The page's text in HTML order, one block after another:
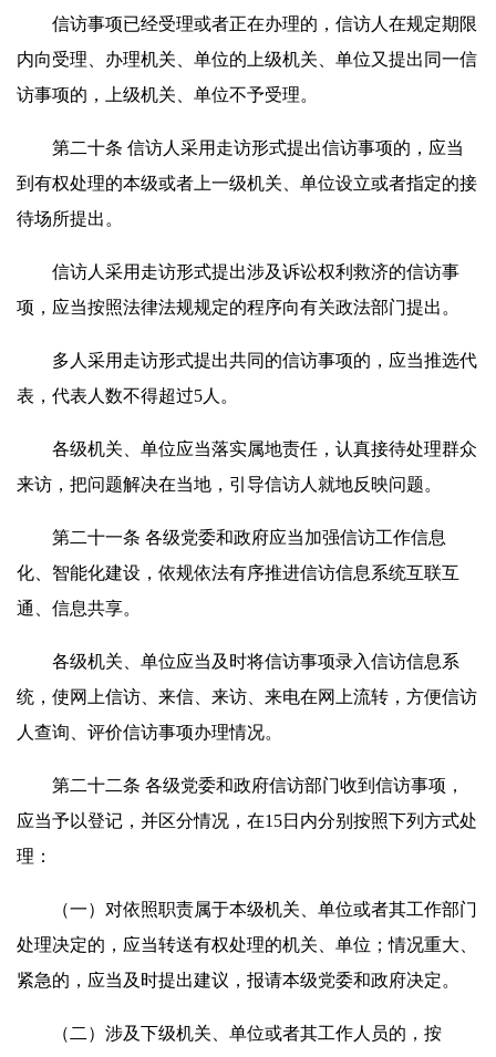
信访事项已经受理或者正在办理的，信访人在规定期限
内向受理、办理机关、单位的上级机关、单位又提出同一信
访事项的，上级机关、单位不予受理。
第二十条 信访人采用走访形式提出信访事项的，应当
到有权处理的本级或者上一级机关、单位设立或者指定的接
待场所提出。
信访人采用走访形式提出涉及诉讼权利救济的信访事
项，应当按照法律法规规定的程序向有关政法部门提出。
多人采用走访形式提出共同的信访事项的，应当推选代
表，代表人数不得超过5人。
各级机关、单位应当落实属地责任，认真接待处理群众
来访，把问题解决在当地，引导信访人就地反映问题。
第二十一条 各级党委和政府应当加强信访工作信息
化、智能化建设，依规依法有序推进信访信息系统互联互
通、信息共享。
各级机关、单位应当及时将信访事项录入信访信息系
统，使网上信访、来信、来访、来电在网上流转，方便信访
人查询、评价信访事项办理情况。
第二十二条 各级党委和政府信访部门收到信访事项，
应当予以登记，并区分情况，在15日内分别按照下列方式处
理：
（一）对依照职责属于本级机关、单位或者其工作部门
处理决定的，应当转送有权处理的机关、单位；情况重大、
紧急的，应当及时提出建议，报请本级党委和政府决定。
（二）涉及下级机关、单位或者其工作人员的，按